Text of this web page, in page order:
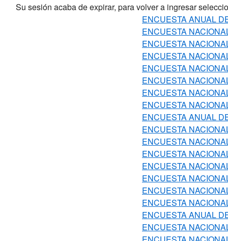
Su sesión acaba de expirar, para volver a ingresar
ENCUESTA ANUAL
ENCUESTA
ENCUESTA
ENCUESTA
ENCUESTA
ENCUESTA
ENCUESTA
ENCUESTA
ENCUESTA ANUAL
ENCUESTA
ENCUESTA
ENCUESTA
ENCUESTA
ENCUESTA
ENCUESTA
ENCUESTA
ENCUESTA ANUAL
ENCUESTA